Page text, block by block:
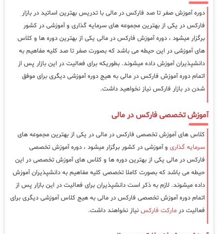
دوره آموزش صفر تا صد فارکس در مالی با تدریس بهترین اساتید در بازار
فارکس در یکی از بهترین مجموعه های سرمایه گذاری و آموزشی در کشور
برگزار میشود ، دوره آموزش فارکس در مالی یکی از بهترین دوره ها و کلاس
های آموزشی در این حیطه می باشد که بصورت صفر تا صد کلیه مفاهیم به
دانشپذیران آموزش داده میشوند. بطوریکه برای فعالیت در این بازار پس از
اتمام دوره آموزش فارکس در مالی به هیج دوره آموزشی دیگری برای موفق
شدن در بازار فارکس نیاز نخواهید داشت.
آموزش تخصصی فارکس در مالی
کلاس های آموزش تخصصی فارکس در مالی در یکی از بهترین مجموعه های
سرمایه گذاری و آموزشی در کشور برگزار میشود ، دوره آموزش تخصصی
فارکس در مالی یکی از بهترین دوره ها و کلاس های آموزش تخصصی در این
حیطه می باشد که بصورت کاملا تخصصی کلیه مفاهیم به دانشپذیران آموزش
داده میشوند. لازم به ذکر است دانشپذیران برای فعالیت در این بازار پس از
اتمام دوره آموزش تخصصی فارکس در مالی به هیج کلاس آموزشی دیگری برای
فعالیت در مارکت فارکس نیاز نخواهند داشت.